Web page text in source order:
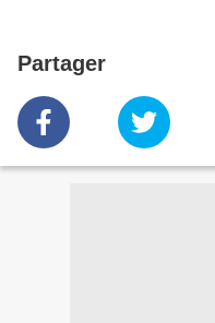
Partager